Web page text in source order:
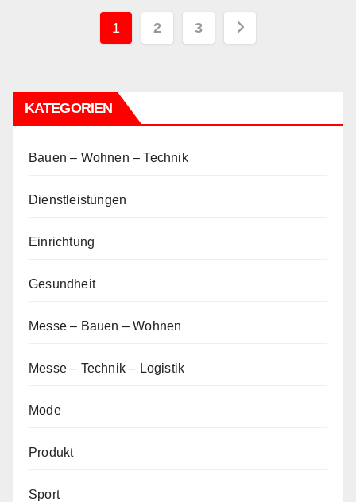
Seitennummerierung
Beiträge
1 2 3
KATEGORIEN
Bauen – Wohnen – Technik
Dienstleistungen
Einrichtung
Gesundheit
Messe – Bauen – Wohnen
Messe – Technik – Logistik
Mode
Produkt
Sport